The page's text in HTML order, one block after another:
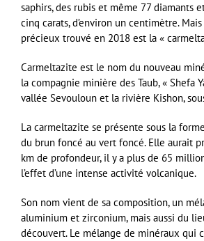
saphirs, des rubis et même 77 diamants
cinq carats, d’environ un centimètre.
précieux trouvé en 2018 est la «
Carmeltazite est le nom du nouveau
la compagnie minière des Taub, « Shefa
vallée Sevouloun et la rivière Kishon,
La carmeltazite se présente sous la
du brun foncé au vert foncé. Elle aurait
km de profondeur, il y a plus de 65
l’effet d’une intense activité volcanique.
Son nom vient de sa composition, un
aluminium et zirconium, mais aussi du
découvert. Le mélange de minéraux qui